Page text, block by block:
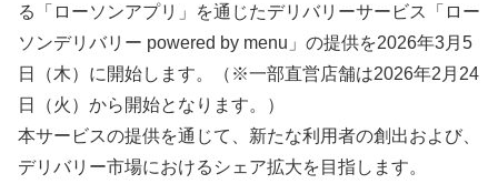
る「ローソンアプリ」を通じたデリバリーサービス「ロー
ソンデリバリー powered by menu」の提供を2026年3月5
日（木）に開始します。（※一部直営店舗は2026年2月24
日（火）から開始となります。）
本サービスの提供を通じて、新たな利用者の創出および、
デリバリー市場におけるシェア拡大を目指します。